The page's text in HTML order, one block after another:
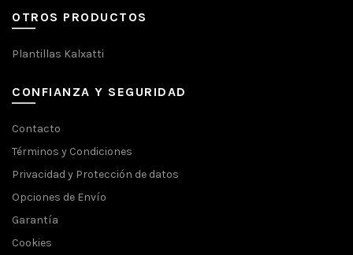
OTROS PRODUCTOS
Plantillas Kalxatti
CONFIANZA Y SEGURIDAD
Contacto
Términos y Condiciones
Privacidad y Protección de datos
Opciones de Envío
Garantía
Cookies